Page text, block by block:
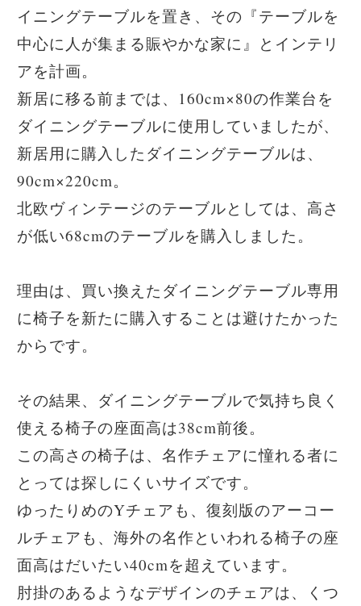
イニングテーブルを置き、その『テーブルを
中心に人が集まる賑やかな家に』とインテリ
アを計画。
新居に移る前までは、160cm×80の作業台を
ダイニングテーブルに使用していましたが、
新居用に購入したダイニングテーブルは、
90cm×220cm。
北欧ヴィンテージのテーブルとしては、高さ
が低い68cmのテーブルを購入しました。
理由は、買い換えたダイニングテーブル専用
に椅子を新たに購入することは避けたかった
からです。
その結果、ダイニングテーブルで気持ち良く
使える椅子の座面高は38cm前後。
この高さの椅子は、名作チェアに憧れる者に
とっては探しにくいサイズです。
ゆったりめのYチェアも、復刻版のアーコー
ルチェアも、海外の名作といわれる椅子の座
面高はだいたい40cmを超えています。
肘掛のあるようなデザインのチェアは、くつ